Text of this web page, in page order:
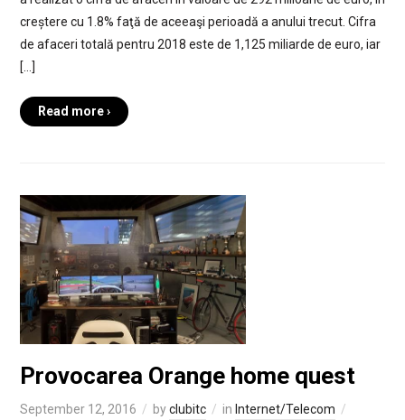
creștere cu 1.8% faţă de aceeaşi perioadă a anului trecut. Cifra
de afaceri totală pentru 2018 este de 1,125 miliarde de euro, iar
[…]
Read more ›
Provocarea Orange home quest
September 12, 2016 byclubitc in Internet/Telecom